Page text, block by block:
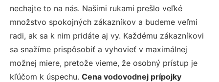
nechajte to na nás. Našimi rukami prešlo veľké
množstvo spokojných zákazníkov a budeme veľmi
radi, ak sa k nim pridáte aj vy. Každému zákazníkovi
sa snažíme prispôsobiť a vyhovieť v maximálnej
možnej miere, pretože vieme, že osobný prístup je
kľúčom k úspechu. Cena vodovodnej prípojky